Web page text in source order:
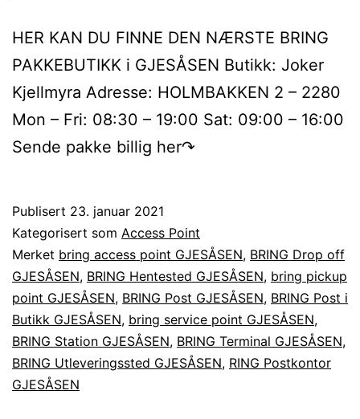
HER KAN DU FINNE DEN NÆRSTE BRING
PAKKEBUTIKK i GJESÅSEN Butikk: Joker
Kjellmyra Adresse: HOLMBAKKEN 2 – 2280
Mon – Fri: 08:30 – 19:00 Sat: 09:00 – 16:00
Sende pakke billig her↷
Publisert 23. januar 2021
Kategorisert som Access Point
Merket bring access point GJESÅSEN, BRING Drop off
GJESÅSEN, BRING Hentested GJESÅSEN, bring pickup
point GJESÅSEN, BRING Post GJESÅSEN, BRING Post i
Butikk GJESÅSEN, bring service point GJESÅSEN,
BRING Station GJESÅSEN, BRING Terminal GJESÅSEN,
BRING Utleveringssted GJESÅSEN, RING Postkontor
GJESÅSEN